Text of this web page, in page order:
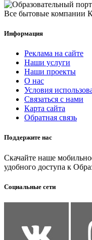
Все бытовые компании
Информация
Реклама на сайте
Наши услуги
Наши проекты
О нас
Условия
Связаться с нами
Карта сайта
Обратная связь
Поддержите нас
Скачайте наше
удобного доступа к
Социальные сети